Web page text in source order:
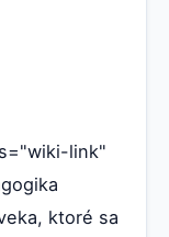
link"
ktoré sa